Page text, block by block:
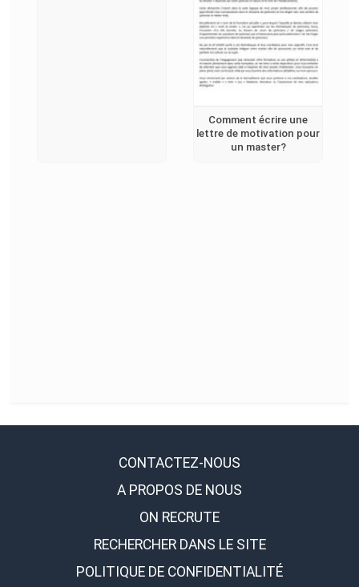
Comment écrire une
lettre de motivation pour
un master?
CONTACTEZ-NOUS
A PROPOS DE NOUS
ON RECRUTE
RECHERCHER DANS LE SITE
POLITIQUE DE CONFIDENTIALITÉ